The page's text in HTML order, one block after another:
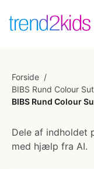
Forside /
BIBS Rund Colour
BIBS Rund Colour
Dele af indholdet
med hjælp fra AI.